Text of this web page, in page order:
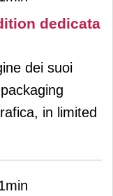
dedicata
dei suoi
in limited